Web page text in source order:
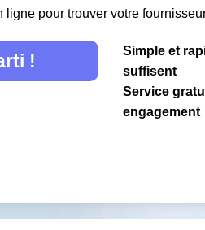
ligne pour trouver votre
!
Simple et
suffisent
Service
engagement